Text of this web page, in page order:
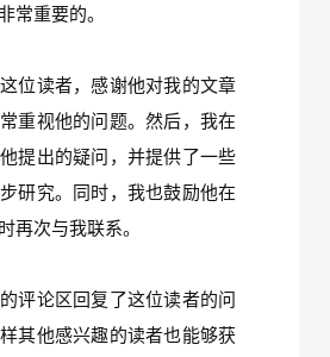
常重要的。
位读者，感谢他对我的文章
重视他的问题。然后，我在
提出的疑问，并提供了一些
研究。同时，我也鼓励他在
再次与我联系。
评论区回复了这位读者的问
其他感兴趣的读者也能够获